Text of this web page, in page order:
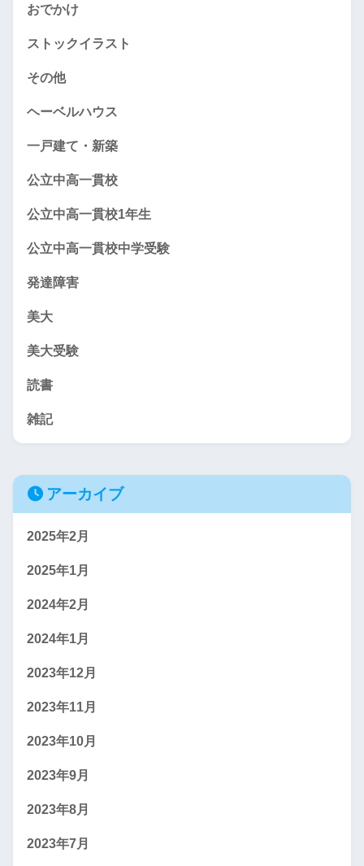
おでかけ
ストックイラスト
その他
ヘーベルハウス
一戸建て・新築
公立中高一貫校
公立中高一貫校1年生
公立中高一貫校中学受験
発達障害
美大
美大受験
読書
雑記
アーカイブ
2025年2月
2025年1月
2024年2月
2024年1月
2023年12月
2023年11月
2023年10月
2023年9月
2023年8月
2023年7月